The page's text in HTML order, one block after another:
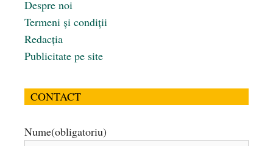
Despre noi
Termeni și condiții
Redacția
Publicitate pe site
CONTACT
Nume(obligatoriu)